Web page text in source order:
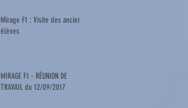
Mirage F1 : Visite des anciens
élèves
MIRAGE F1 - RÉUNION DE
TRAVAIL du 12/09/2017